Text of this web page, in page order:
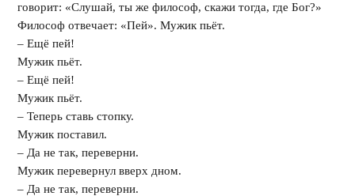
говорит: «Слушай, ты же философ, скажи тогда, где Бог?»
Философ отвечает: «Пей». Мужик пьёт.
– Ещё пей!
Мужик пьёт.
– Ещё пей!
Мужик пьёт.
– Теперь ставь стопку.
Мужик поставил.
– Да не так, переверни.
Мужик перевернул вверх дном.
– Да не так, переверни.